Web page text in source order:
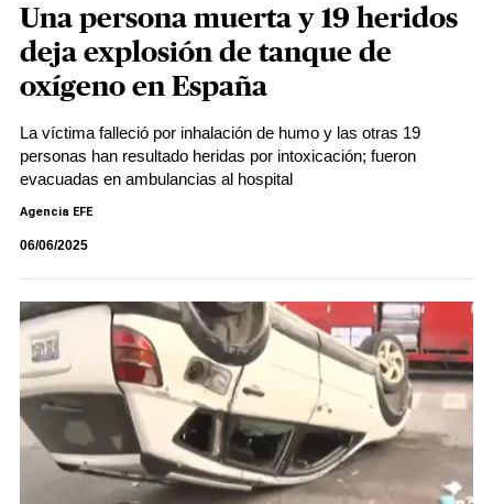
Una persona muerta y 19 heridos
deja explosión de tanque de
oxígeno en España
La víctima falleció por inhalación de humo y las otras 19
personas han resultado heridas por intoxicación; fueron
evacuadas en ambulancias al hospital
Agencia EFE
06/06/2025